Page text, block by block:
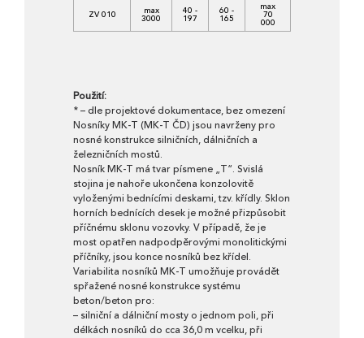
ZV 010 max
3000
40 -
197
60 -
165
max
70
000
Použití:
* – dle projektové dokumentace, bez omezení
Nosníky MK-T (MK-T ČD) jsou navrženy pro
nosné konstrukce silničních, dálničních a
železničních mostů.
Nosník MK-T má tvar písmene „T“. Svislá
stojina je nahoře ukončena konzolovitě
vyloženými bednícími deskami, tzv. křídly. Sklon
horních bednících desek je možné přizpůsobit
příčnému sklonu vozovky. V případě, že je
most opatřen nadpodpěrovými monolitickými
příčníky, jsou konce nosníků bez křídel.
Variabilita nosníků MK-T umožňuje provádět
spřažené nosné konstrukce systému
beton/beton pro:
– silniční a dálniční mosty o jednom poli, při
délkách nosníků do cca 36,0 m vcelku, při